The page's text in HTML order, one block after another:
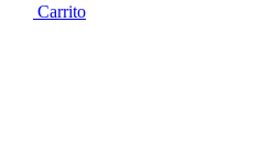
Carrito